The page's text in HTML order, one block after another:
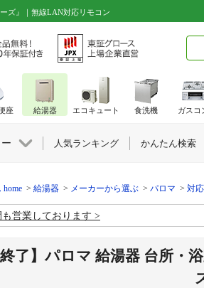
ズ』｜無線LAN対応リモコン
給湯器 メーカーから選ぶ パロマ 対
も営業しております
終了】パロマ 給湯器 台所
座 給湯器 エコキュート 食洗機 ガスコ
人気ランキング かんたん検索